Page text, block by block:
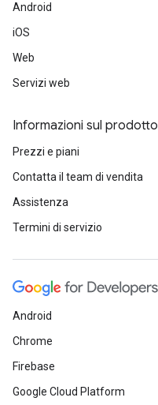
Android
iOS
Web
Servizi web
Informazioni sul prodotto
Prezzi e piani
Contatta il team di vendita
Assistenza
Termini di servizio
Android
Chrome
Firebase
Google Cloud Platform